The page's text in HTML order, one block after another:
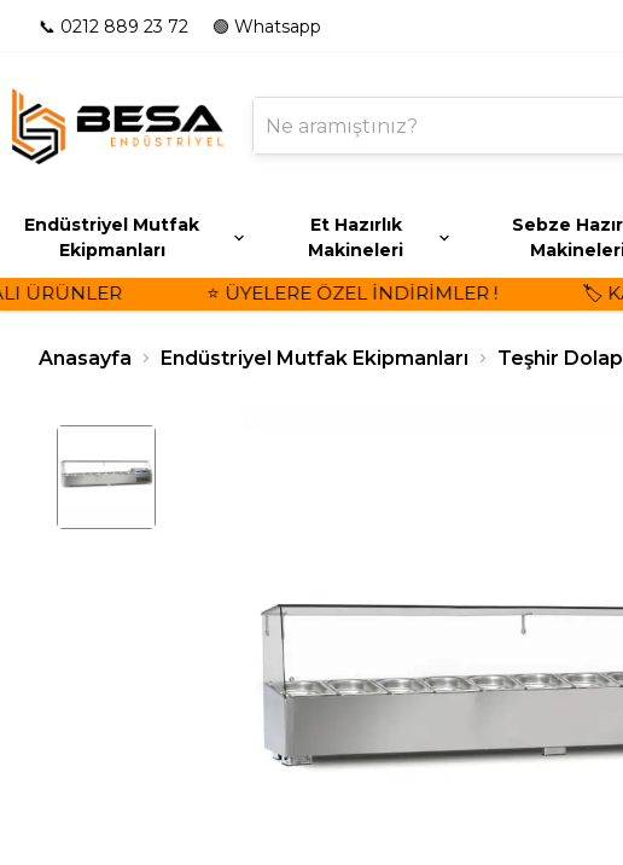
📞 0212 889 23 72 🟢 Whatsapp
Endüstriyel Mutfak
Ekipmanları
Et Hazırlık
Makineleri
Sebze
⭐ ÜYELERE ÖZEL İNDİRİMLER ! 🏷️
Anasayfa Endüstriyel Mutfak Ekipmanları Teşhir